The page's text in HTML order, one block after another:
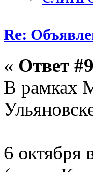
Re:
« Ответ
В рамках
6 октября